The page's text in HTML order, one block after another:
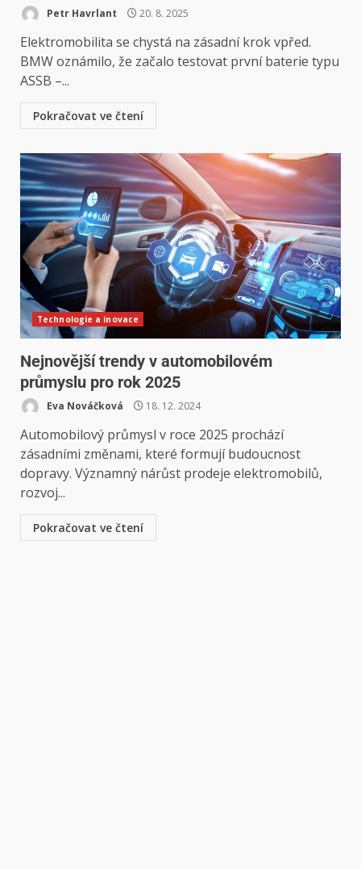
Petr Havrlant 20. 8. 2025
Elektromobilita se chystá na zásadní krok vpřed.
BMW oznámilo, že začalo testovat první baterie typu
ASSB –...
Pokračovat ve čtení
Technologie a inovace
Nejnovější trendy v automobilovém
průmyslu pro rok 2025
Eva Nováčková 18. 12. 2024
Automobilový průmysl v roce 2025 prochází
zásadními změnami, které formují budoucnost
dopravy. Významný nárůst prodeje elektromobilů,
rozvoj...
Pokračovat ve čtení